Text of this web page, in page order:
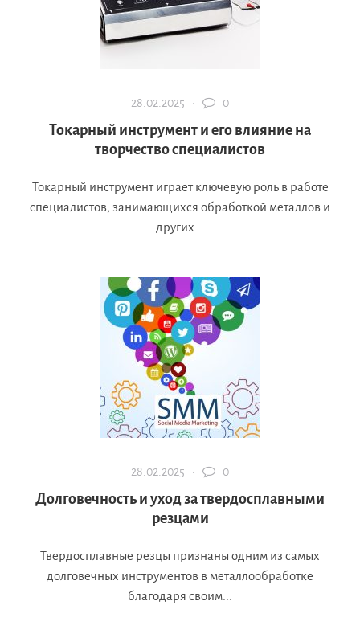
28.02.2025 · 0
Токарный инструмент и его влияние на
творчество специалистов
Токарный инструмент играет ключевую роль в работе
специалистов, занимающихся обработкой металлов и
других...
28.02.2025 · 0
Долговечность и уход за твердосплавными
резцами
Твердосплавные резцы признаны одним из самых
долговечных инструментов в металлообработке
благодаря своим...